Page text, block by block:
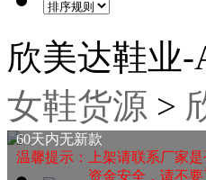
欣美达鞋业-
女鞋货源 >
60天内无新款
温馨提示：上架请联系厂家
资金安全，请不要